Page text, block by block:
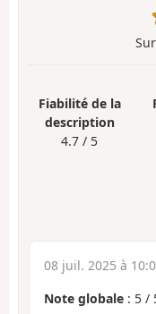
Fiabilité de la
description
4.7 / 5
08 juil. 2025 à
Note globale : 5 /